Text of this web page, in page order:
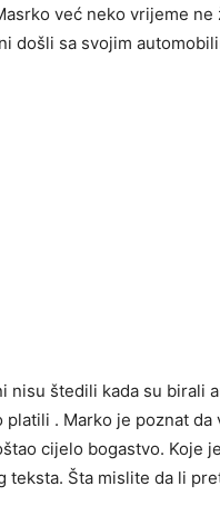
već neko vrijeme
došli sa svojim
nisu štedili kada su birali
platili . Marko je poznat
cijelo bogastvo. Koje
teksta. Šta mislite da li